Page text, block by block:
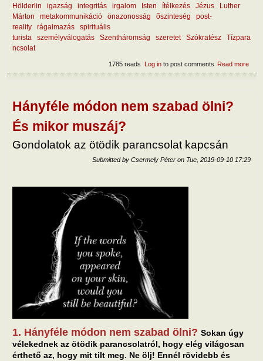
Hölderlin
igazság integritás irgalom Isten ítélkezés Jézus
Luther
Márton
metakommunikáció önazonosság őszinteség
post-
reality
rágalmazás
spirituális
turista
személyválogatás Szentháromság szeretet Szókratész
Tízpara
ncsolat
Read more
az
Log into post comments
1785 reads
Hányféle módon nem szabad ölni?
És mikor muszáj?
Gondolatok az ötödik parancsolat kapcsán
Submitted by Csermely Péter on Tue, 2019-09-10 17:29
1. Hányféle módon nem szabad ölni? Sokan úgy
vélekednek az ötödik parancsolatról, hogy elég világosan
érthető az, hogy mit tilt meg. Ne ölj! Ennél rövidebb és